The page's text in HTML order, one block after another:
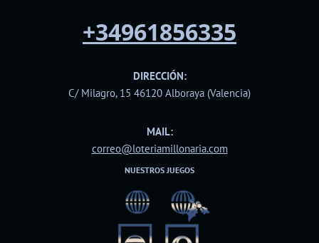
+34961856335
DIRECCIÓN:
C/ Milagro, 15 46120 Alboraya (Valencia)
MAIL:
correo@loteriamillonaria.com
NUESTROS JUEGOS